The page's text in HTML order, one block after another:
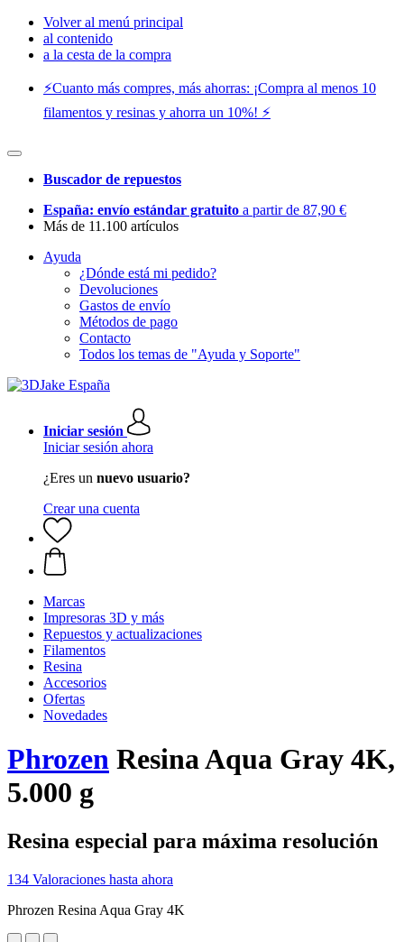
Volver al menú principal
al contenido
a la cesta de la compra
⚡️Cuanto más compres, más ahorras: ¡Compra al menos 10
filamentos y resinas y ahorra un 10%! ⚡️
Buscador de repuestos
España: envío estándar gratuito a partir de 87,90 €
Más de 11.100 artículos
Ayuda
¿Dónde está mi pedido?
Devoluciones
Gastos de envío
Métodos de pago
Contacto
Todos los temas de "Ayuda y Soporte"
Iniciar sesión
Iniciar sesión ahora
¿Eres un nuevo usuario?
Crear una cuenta
Marcas
Impresoras 3D y más
Repuestos y actualizaciones
Filamentos
Resina
Accesorios
Ofertas
Novedades
Phrozen Resina Aqua Gray 4K,
5.000 g
Resina especial para máxima resolución
134 Valoraciones hasta ahora
Phrozen Resina Aqua Gray 4K